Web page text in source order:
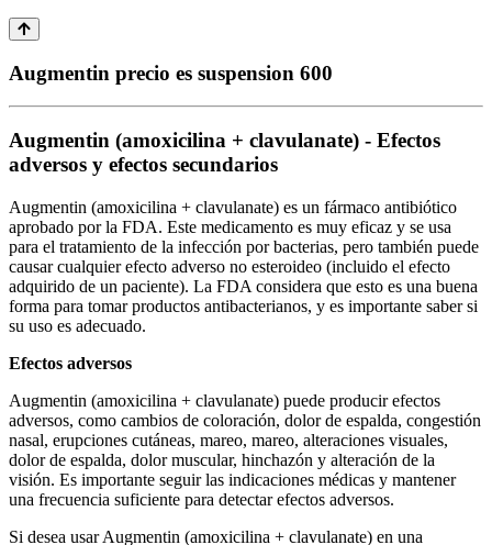
Augmentin precio es suspension 600
Augmentin (amoxicilina + clavulanate) - Efectos
adversos y efectos secundarios
Augmentin (amoxicilina + clavulanate) es un fármaco antibiótico
aprobado por la FDA. Este medicamento es muy eficaz y se usa
para el tratamiento de la infección por bacterias, pero también puede
causar cualquier efecto adverso no esteroideo (incluido el efecto
adquirido de un paciente). La FDA considera que esto es una buena
forma para tomar productos antibacterianos, y es importante saber si
su uso es adecuado.
Efectos adversos
Augmentin (amoxicilina + clavulanate) puede producir efectos
adversos, como cambios de coloración, dolor de espalda, congestión
nasal, erupciones cutáneas, mareo, mareo, alteraciones visuales,
dolor de espalda, dolor muscular, hinchazón y alteración de la
visión. Es importante seguir las indicaciones médicas y mantener
una frecuencia suficiente para detectar efectos adversos.
Si desea usar Augmentin (amoxicilina + clavulanate) en una